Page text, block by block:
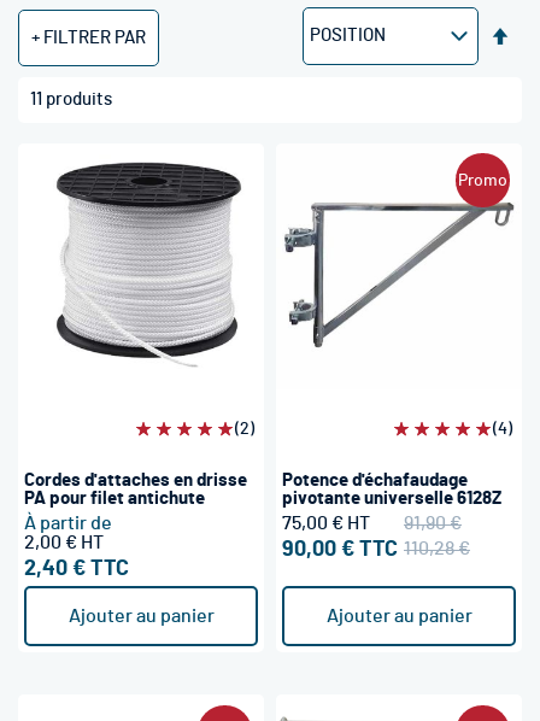
11 produits
Évaluation:(2)
Cordes d'attaches en drisse
PA pour filet antichute
À partir de
2,40 €
2,00 €
Ajouter au panier
Promo
Évaluation:(4)
Potence d'échafaudage
pivotante universelle 6128Z
90,00 €
75,00 €
110,28 €
91,90 €
Ajouter au panier
FILTRER PAR